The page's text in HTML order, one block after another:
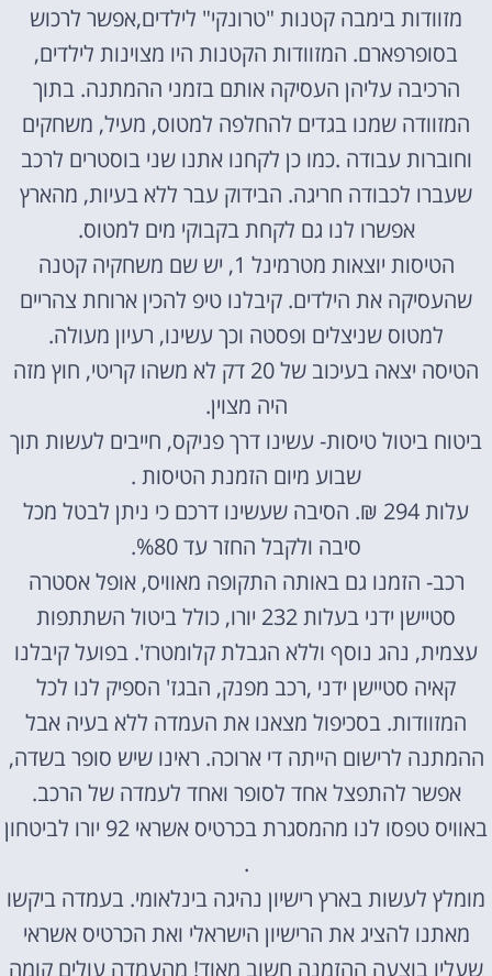
מזוודות בימבה קטנות "טרונקי" לילדים,אפשר לרכוש
בסופרפארם. המזוודות הקטנות היו מצוינות לילדים,
הרכיבה עליהן העסיקה אותם בזמני ההמתנה. בתוך
המזוודה שמנו בגדים להחלפה למטוס, מעיל, משחקים
וחוברות עבודה .כמו כן לקחנו אתנו שני בוסטרים לרכב
שעברו לכבודה חריגה. הבידוק עבר ללא בעיות, מהארץ
אפשרו לנו גם לקחת בקבוקי מים למטוס.
הטיסות יוצאות מטרמינל 1, יש שם משחקיה קטנה
שהעסיקה את הילדים. קיבלנו טיפ להכין ארוחת צהריים
למטוס שניצלים ופסטה וכך עשינו, רעיון מעולה.
הטיסה יצאה בעיכוב של 20 דק לא משהו קריטי, חוץ מזה
היה מצוין.
ביטוח ביטול טיסות- עשינו דרך פניקס, חייבים לעשות תוך
שבוע מיום הזמנת הטיסות .
עלות 294 ₪. הסיבה שעשינו דרכם כי ניתן לבטל מכל
סיבה ולקבל החזר עד %80.
רכב- הזמנו גם באותה התקופה מאוויס, אופל אסטרה
סטיישן ידני בעלות 232 יורו, כולל ביטול השתתפות
עצמית, נהג נוסף וללא הגבלת קלומטרז'. בפועל קיבלנו
קאיה סטיישן ידני ,רכב מפנק, הבגז' הספיק לנו לכל
המזוודות. בסכיפול מצאנו את העמדה ללא בעיה אבל
ההמתנה לרישום הייתה די ארוכה. ראינו שיש סופר בשדה,
אפשר להתפצל אחד לסופר ואחד לעמדה של הרכב.
באוויס טפסו לנו מהמסגרת בכרטיס אשראי 92 יורו לביטחון
.
מומלץ לעשות בארץ רישיון נהיגה בינלאומי. בעמדה ביקשו
מאתנו להציג את הרישיון הישראלי ואת הכרטיס אשראי
שעליו בוצעה ההזמנה חשוב מאוד! מהעמדה עולים קומה